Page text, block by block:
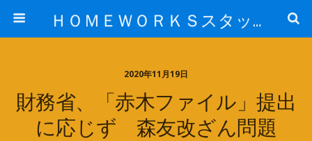
ＨＯＭＥＷＯＲＫＳスタッフ日記ブログ
2020年11月19日
財務省、「赤木ファイル」提出
に応じず 森友改ざん問題